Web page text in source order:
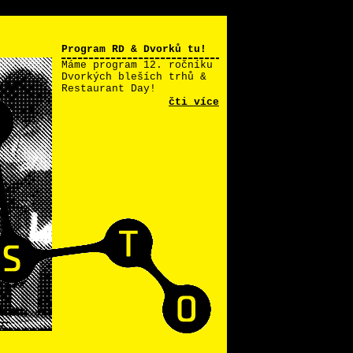
Program RD & Dvorků tu!
Máme program 12. ročníku
Dvorkých bleších trhů &
Restaurant Day!
čti více